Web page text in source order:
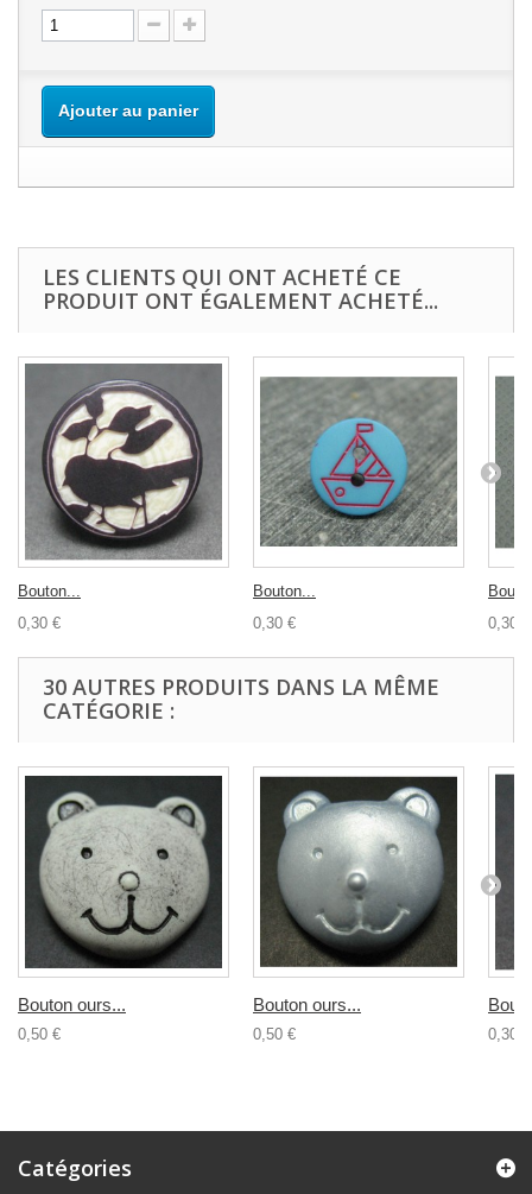
Ajouter au panier
LES CLIENTS QUI ONT ACHETÉ CE
PRODUIT ONT ÉGALEMENT ACHETÉ...
Bouton...
0,30 €
Bouton...
0,30 €
0,30 €
30 AUTRES PRODUITS DANS LA MÊME
CATÉGORIE :
Bouton ours...
0,50 €
Bouton ours...
0,50 € 0,30 €
Catégories